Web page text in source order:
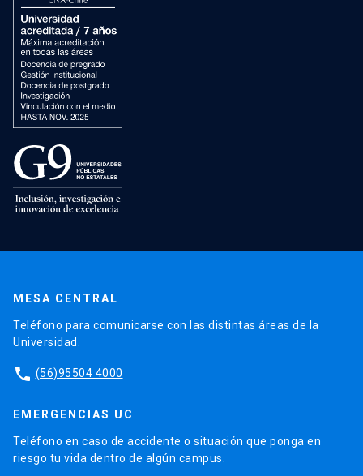
MESA CENTRAL
Teléfono para comunicarse con las distintas áreas de la
Universidad.
phone (56)95504 4000
EMERGENCIAS UC
Teléfono en caso de accidente o situación que ponga en
riesgo tu vida dentro de algún campus.